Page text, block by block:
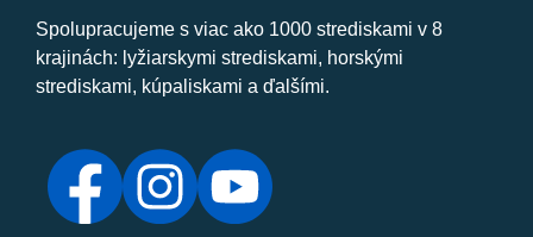
Spolupracujeme s viac ako 1000 strediskami v 8
krajinách: lyžiarskymi strediskami, horskými
strediskami, kúpaliskami a ďalšími.